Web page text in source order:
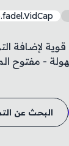
لإضافة
- مفتوح
البحث عن